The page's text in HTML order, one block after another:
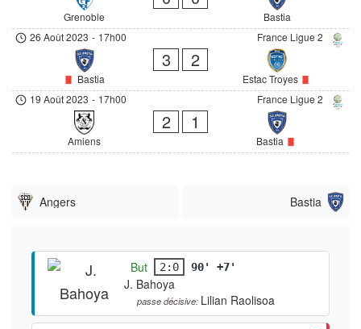
Grenoble
Bastia
France Ligue 2
26 Août 2023 - 17h00
Bastia
3 2
Estac Troyes
France Ligue 2
19 Août 2023 - 17h00
Amiens
2 1
Bastia
Angers Bastia
But 2:0 90' +7'
J. Bahoya
passe décisive: Lilian Raolisoa